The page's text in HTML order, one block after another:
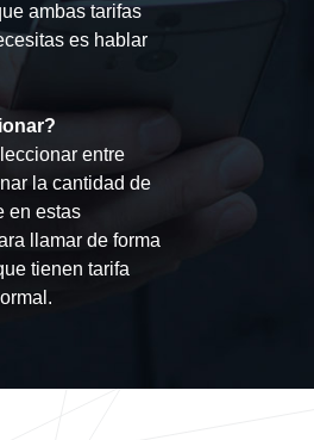
ambas tarifas
es hablar
entre
la cantidad de
en estas
llamar de forma
tienen tarifa